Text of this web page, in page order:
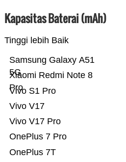
Kapasitas Baterai (mAh)
Tinggi lebih Baik
OnePlus 7T
OnePlus 7 Pro
Vivo V17 Pro
Vivo V17
Vivo S1 Pro
Xiaomi Redmi Note 8
Pro
Samsung Galaxy A51
5G